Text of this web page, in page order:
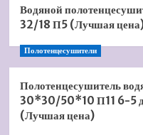
Водяной
32/18 П5 (Лучшая
Полотенцесушители
Полотенцесушитель
30*30/50*10 П11 6-5
(Лучшая цена)